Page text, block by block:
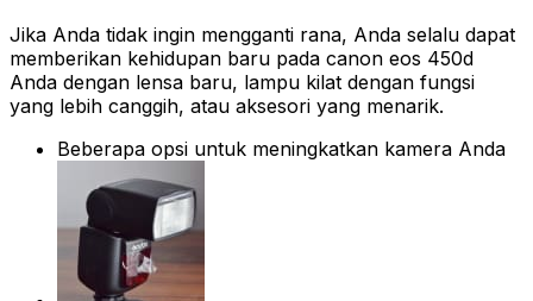
Jika Anda tidak ingin mengganti rana, Anda selalu dapat
memberikan kehidupan baru pada canon eos 450d
Anda dengan lensa baru, lampu kilat dengan fungsi
yang lebih canggih, atau aksesori yang menarik.
Beberapa opsi untuk meningkatkan kamera Anda